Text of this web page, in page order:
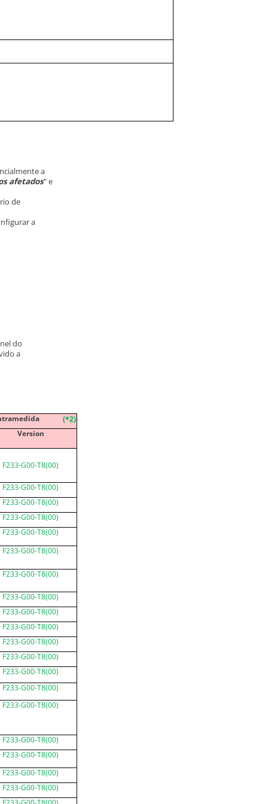
a
afetados" e
de
a
do
a
Version
F233-G00-T8(00)
F233-G00-T8(00)
F233-G00-T8(00)
F233-G00-T8(00)
F233-G00-T8(00)
F233-G00-T8(00)
F233-G00-T8(00)
F233-G00-T8(00)
F233-G00-T8(00)
F233-G00-T8(00)
F233-G00-T8(00)
F233-G00-T8(00)
F233-G00-T8(00)
F233-G00-T8(00)
F233-G00-T8(00)
F233-G00-T8(00)
F233-G00-T8(00)
F233-G00-T8(00)
F233-G00-T8(00)
(*2)